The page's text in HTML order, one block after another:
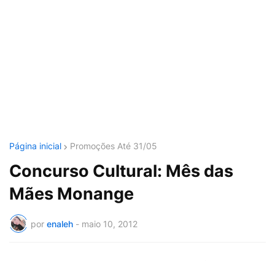
Página inicial Promoções Até 31/05
Concurso Cultural: Mês das
Mães Monange
por enaleh - maio 10, 2012